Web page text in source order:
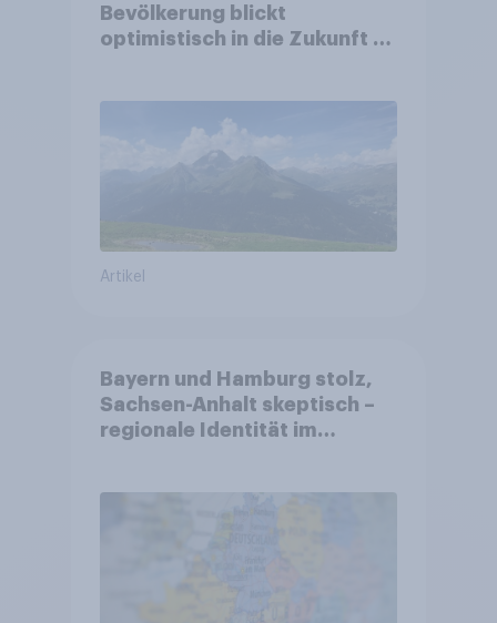
Bevölkerung blickt
optimistisch in die Zukunft –
Altersvorsorge
Artikel
Bayern und Hamburg stolz,
Sachsen-Anhalt skeptisch –
regionale Identität im